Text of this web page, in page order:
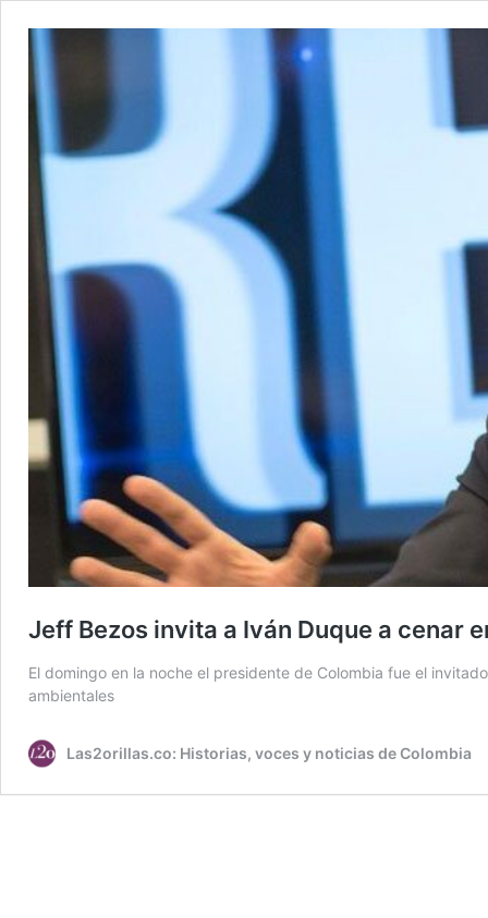
Jeff Bezos invita a Iván Duque a cenar
El domingo en la noche el presidente de Colombia fue el
ambientales
Las2orillas.co: Historias, voces y noticias de Colombia